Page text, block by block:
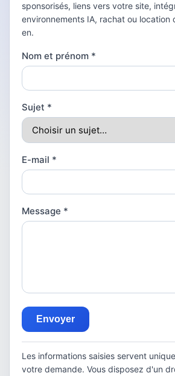
sponsorisés, liens vers votre site,
environnements IA, rachat ou location
en.
Nom et prénom *
Sujet *
E-mail *
Message *
Envoyer
Les informations saisies servent
votre demande. Vous disposez d'un